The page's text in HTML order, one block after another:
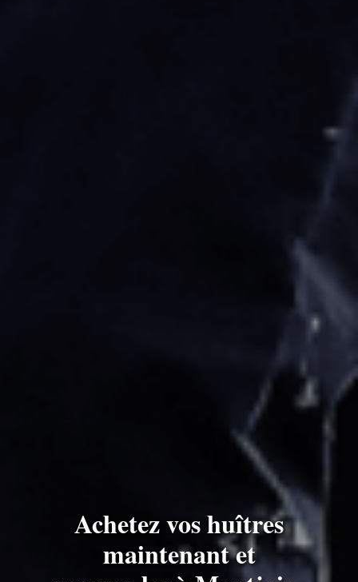
Achetez vos huîtres
maintenant et